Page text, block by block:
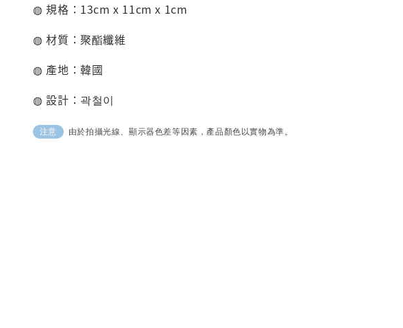
◍ 規格：13cm x 11cm x 1cm
◍ 材質：聚酯纖維
◍ 產地：韓國
◍ 設計：곽철이
注意 由於拍攝光線、顯示器色差等因素，產品顏色以實物為準。